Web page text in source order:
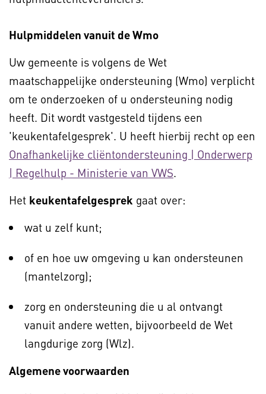
Hulpmiddelen vanuit de Wmo
Uw gemeente is volgens de Wet
maatschappelijke ondersteuning (Wmo) verplicht
om te onderzoeken of u ondersteuning nodig
heeft. Dit wordt vastgesteld tijdens een
'keukentafelgesprek'. U heeft hierbij recht op een
Onafhankelijke cliëntondersteuning | Onderwerp
| Regelhulp - Ministerie van VWS.
Het keukentafelgesprek gaat over:
wat u zelf kunt;
of en hoe uw omgeving u kan ondersteunen
(mantelzorg);
zorg en ondersteuning die u al ontvangt
vanuit andere wetten, bijvoorbeeld de Wet
langdurige zorg (Wlz).
Algemene voorwaarden